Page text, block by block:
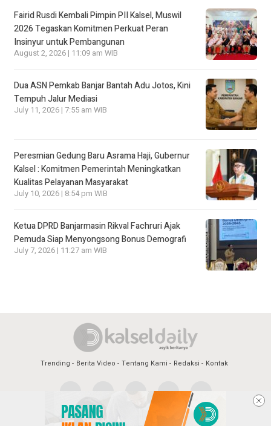
Fairid Rusdi Kembali Pimpin PII Kalsel, Muswil
2026 Tegaskan Komitmen Perkuat Peran
Insinyur untuk Pembangunan
August 2, 2026 | 11:09 am WIB
Dua ASN Pemkab Banjar Bantah Adu Jotos, Kini
Tempuh Jalur Mediasi
July 11, 2026 | 7:55 am WIB
Peresmian Gedung Baru Asrama Haji, Gubernur
Kalsel : Komitmen Pemerintah Meningkatkan
Kualitas Pelayanan Masyarakat
July 10, 2026 | 8:54 pm WIB
Ketua DPRD Banjarmasin Rikval Fachruri Ajak
Pemuda Siap Menyongsong Bonus Demografi
July 7, 2026 | 11:27 am WIB
Trending Berita Video Tentang Kami Redaksi Kontak
Copyright @2026 Kalsel Daily